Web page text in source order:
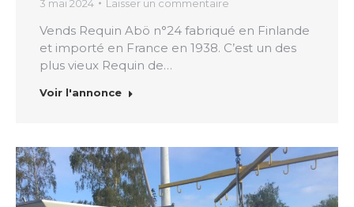
3 mai 2024 Laisser un commentaire
Vends Requin Abö n°24 fabriqué en Finlande
et importé en France en 1938. C’est un des
plus vieux Requin de…
Voir l'annonce